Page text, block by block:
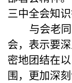
三中全会知识
与会老
会，表示要
密地团结在
围，更加深